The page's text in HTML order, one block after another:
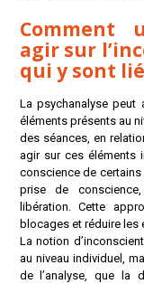
Comment
agir sur
qui y sont
La psychanalyse peut
éléments présents au
des séances, en
agir sur ces éléments
conscience de
prise de
libération. Cette
blocages et réduire les
La notion
au niveau individuel,
de l’analyse, que la